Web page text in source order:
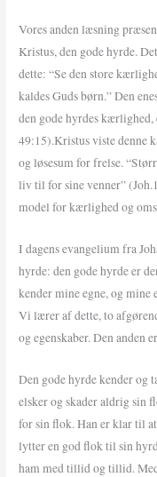
Vores anden læsning
Kristus, den gode hyrde.
dette: “Se den store
kaldes Guds børn.” Den
den gode hyrdes
49:15).Kristus viste denne
og løsesum for frelse.
liv til for sine venner”
model for kærlighed og
I dagens evangelium fra
hyrde: den gode hyrde er
kender mine egne, og
Vi lærer af dette, to
og egenskaber. Den anden
Den gode hyrde kender og
elsker og skader aldrig sin
for sin flok. Han er klar til at
lytter en god flok til sin
ham med tillid og tillid.